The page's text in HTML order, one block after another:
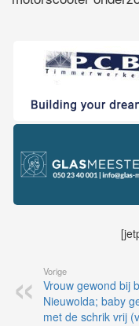
Vorige
Vrouw gewond bij
Nieuwolda; baby
met de schrik vrij